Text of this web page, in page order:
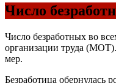
Число
Число безработных во
организации труда
мер.
Безработица обернулась